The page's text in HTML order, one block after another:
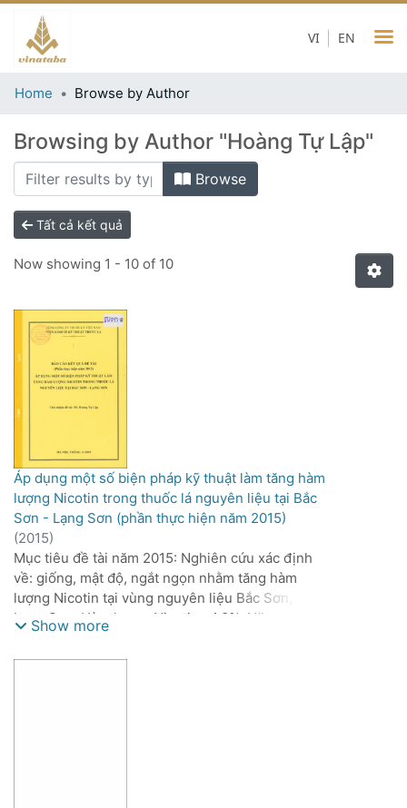
EN
VI
Home Browse by Author
Browsing by Author "Hoàng Tự Lập"
Browse
Tất cả kết quả
Now showing 1 - 10 of 10
Áp dụng một số biện pháp kỹ thuật làm tăng hàm
lượng Nicotin trong thuốc lá nguyên liệu tại Bắc
Sơn - Lạng Sơn (phần thực hiện năm 2015)
(2015)
Mục tiêu đề tài năm 2015: Nghiên cứu xác định
về: giống, mật độ, ngắt ngọn nhằm tăng hàm
lượng Nicotin tại vùng nguyên liệu Bắc Sơn,
Lạng Sơn. Hàm lượng Nicotin >1,8%. Năng suất
Nội dung thực hiện: Xác định khả năng tổng hợp
Show more